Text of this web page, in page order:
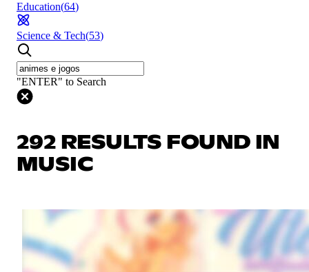
Education(64)
Science & Tech(53)
"ENTER" to Search
292 RESULTS FOUND IN
MUSIC